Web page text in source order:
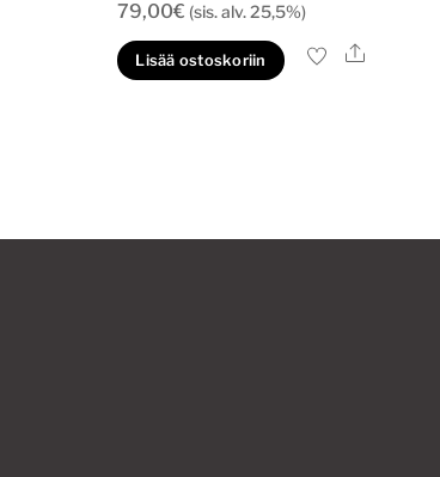
79,00€ (sis. alv. 25,5%)
Lisää ostoskoriin Ale